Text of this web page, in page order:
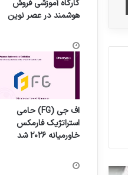
کارگاه آموزشی فروش
هوشمند در عصر نوین
اف جی (FG) حامی
استراتژیک فارمکس
خاورمیانه ۲۰۲۶ شد